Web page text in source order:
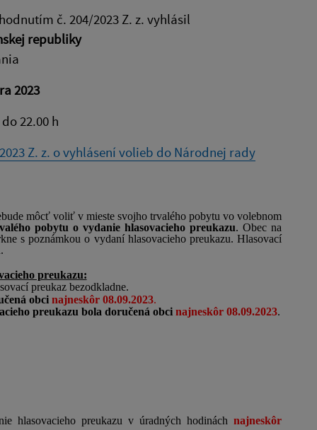
č. 204/2023 Z. z. vyhlásil
republiky
2023
22.00 h
Z. z. o vyhlásení volieb do Národnej rady
môcť voliť v mieste svojho trvalého pobytu vo volebnom
pobytu o vydanie hlasovacieho preukazu. Obec na
s poznámkou o vydaní hlasovacieho preukazu. Hlasovací
preukazu:
preukaz bezodkladne.
obci najneskôr 08.09.2023.
preukazu bola doručená obci najneskôr 08.09.2023.
hlasovacieho preukazu v úradných hodináchnajneskôr